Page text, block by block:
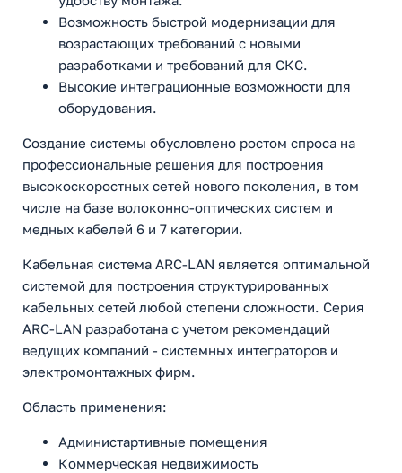
Возможность быстрой модернизации для
возрастающих требований с новыми
разработками и требований для СКС.
Высокие интеграционные возможности для
оборудования.
Создание системы обусловлено ростом спроса на
профессиональные решения для построения
высокоскоростных сетей нового поколения, в том
числе на базе волоконно-оптических систем и
медных кабелей 6 и 7 категории.
Кабельная система ARC-LAN является оптимальной
системой для построения структурированных
кабельных сетей любой степени сложности. Серия
ARC-LAN разработана с учетом рекомендаций
ведущих компаний - системных интеграторов и
электромонтажных фирм.
Область применения:
Администартивные помещения
Коммерческая недвижимость